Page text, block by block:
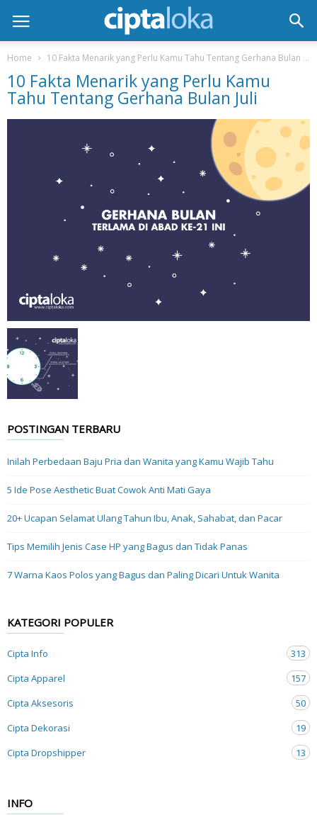
Home 10 Fakta Menarik yang Perlu Kamu Tahu Tentang Gerhana Bulan Juli
10 Fakta Menarik yang Perlu Kamu
Tahu Tentang Gerhana Bulan Juli
POSTINGAN TERBARU
Inilah Perbedaan Baju Pria dan Wanita yang Kamu Wajib Tahu
5 Ide Pose Aesthetic Buat Cowok Anti Mati Gaya
20+ Ucapan Selamat Ulang Tahun Ibu, Anak, Sahabat, dan Pacar
Tips Memilih Jenis Case HP yang Bagus dan Tidak Panas
7 Warna Kaos Polos yang Bagus dan Paling Dicari Untuk Wanita
KATEGORI POPULER
Cipta Info
313
Cipta Apparel
157
Cipta Aksesoris
50
Cipta Dekorasi
19
Cipta Dropshipper
13
INFO